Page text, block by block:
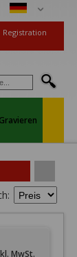
Registration
Gravieren
MwSt.